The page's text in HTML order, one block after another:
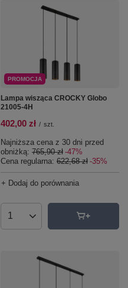
PROMOCJA
Lampa wisząca CROCKY Globo
21005-4H
402,00 zł / szt.
Najniższa cena z 30 dni przed
obniżką: 765,90 zł -47%
Cena regularna: 622,68 zł -35%
+ Dodaj do porównania
Ilość produktów